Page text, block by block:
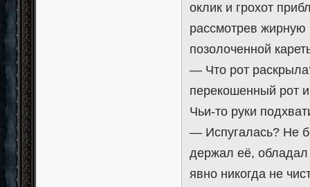
оклик и грохот
рассмотрев
позолоченной
— Что рот
перекошенный рот
Чьи-то руки
— Испугалась? Не
держал её, обладал
явно никогда не